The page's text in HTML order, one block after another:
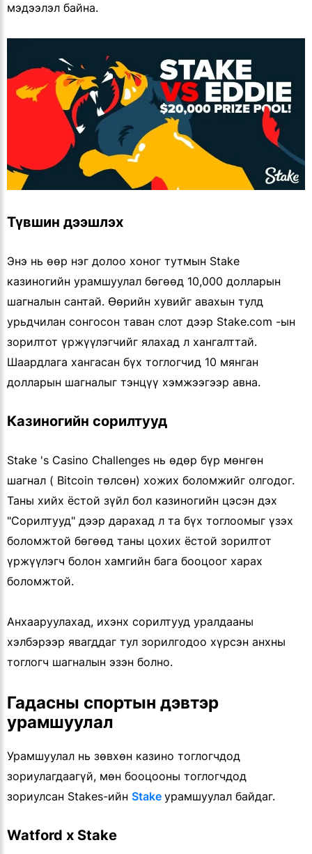
мэдээлэл байна.
Түвшин дээшлэх
Энэ нь өөр нэг долоо хоног тутмын Stake
казиногийн урамшуулал бөгөөд 10,000 долларын
шагналын сантай. Өөрийн хувийг авахын тулд
урьдчилан сонгосон таван слот дээр Stake.com -ын
зорилтот үржүүлэгчийг ялахад л хангалттай.
Шаардлага хангасан бүх тоглогчид 10 мянган
долларын шагналыг тэнцүү хэмжээгээр авна.
Казиногийн сорилтууд
Stake 's Casino Challenges нь өдөр бүр мөнгөн
шагнал ( Bitcoin төлсөн) хожих боломжийг олгодог.
Таны хийх ёстой зүйл бол казиногийн цэсэн дэх
"Сорилтууд" дээр дарахад л та бүх тоглоомыг үзэх
боломжтой бөгөөд таны цохих ёстой зорилтот
үржүүлэгч болон хамгийн бага бооцоог харах
боломжтой.
Анхааруулахад, ихэнх сорилтууд уралдааны
хэлбэрээр явагддаг тул зорилгодоо хүрсэн анхны
тоглогч шагналын эзэн болно.
Гадасны спортын дэвтэр
урамшуулал
Урамшуулал нь зөвхөн казино тоглогчдод
зориулагдаагүй, мөн бооцооны тоглогчдод
зориулсан Stakes-ийн Stake урамшуулал байдаг.
Watford х Stake